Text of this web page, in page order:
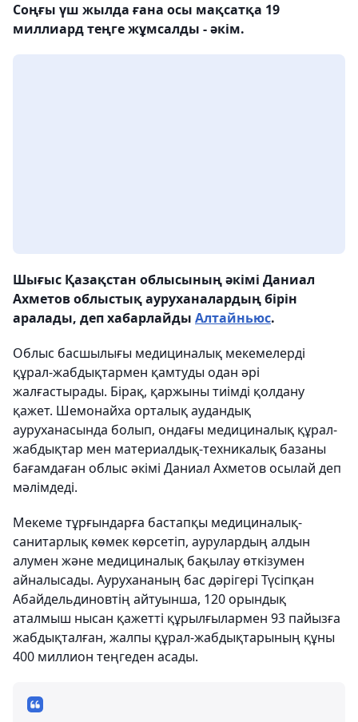
Соңғы үш жылда ғана осы мақсатқа 19
миллиард теңге жұмсалды - әкім.
Шығыс Қазақстан облысының әкімі Даниал
Ахметов облыстық ауруханалардың бірін
аралады, деп хабарлайды Алтайньюс.
Облыс басшылығы медициналық мекемелерді
құрал-жабдықтармен қамтуды одан әрі
жалғастырады. Бірақ, қаржыны тиімді қолдану
қажет. Шемонайха орталық аудандық
ауруханасында болып, ондағы медициналық құрал-
жабдықтар мен материалдық-техникалық базаны
бағамдаған облыс әкімі Даниал Ахметов осылай деп
мәлімдеді.
Мекеме тұрғындарға бастапқы медициналық-
санитарлық көмек көрсетіп, аурулардың алдын
алумен және медициналық бақылау өткізумен
айналысады. Аурухананың бас дәрігері Түсіпқан
Абайдельдиновтің айтуынша, 120 орындық
аталмыш нысан қажетті құрылғылармен 93 пайызға
жабдықталған, жалпы құрал-жабдықтарының құны
400 миллион теңгеден асады.